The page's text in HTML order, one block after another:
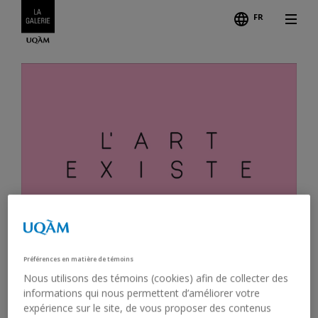
FR
RAYMOND LAVOIE. SUITE
Préférences en matière de témoins
Nous utilisons des témoins (cookies) afin de collecter des
informations qui nous permettent d’améliorer votre
expérience sur le site, de vous proposer des contenus